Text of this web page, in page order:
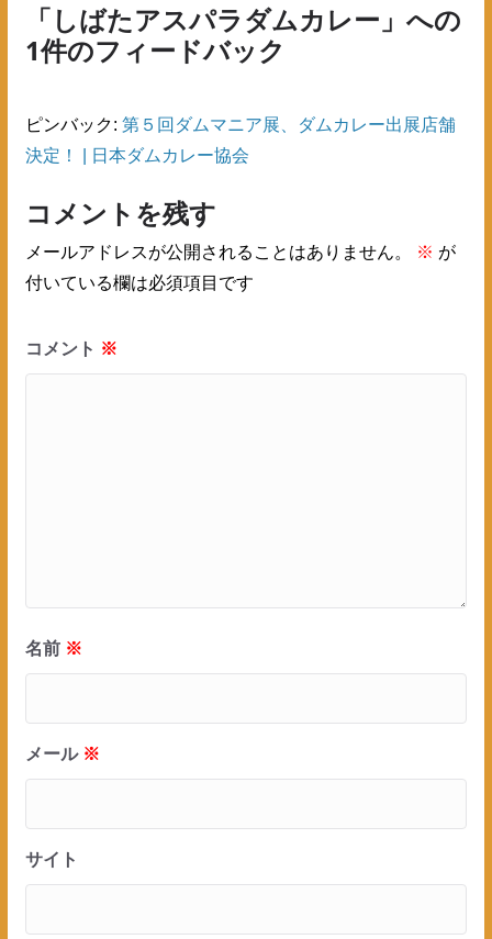
「しばたアスパラダムカレー 」への
1件のフィードバック
ピンバック: 第５回ダムマニア展、ダムカレー出展店舗
決定！ | 日本ダムカレー協会
コメントを残す
メールアドレスが公開されることはありません。 ※ が
付いている欄は必須項目です
コメント ※
名前 ※
メール ※
サイト